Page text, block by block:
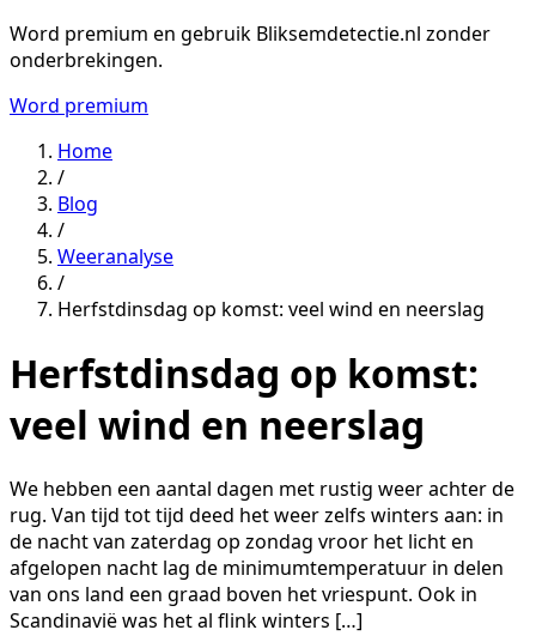
Word premium en gebruik Bliksemdetectie.nl zonder
onderbrekingen.
Word premium
Home
/
Blog
/
Weeranalyse
/
Herfstdinsdag op komst: veel wind en neerslag
Herfstdinsdag op komst:
veel wind en neerslag
We hebben een aantal dagen met rustig weer achter de
rug. Van tijd tot tijd deed het weer zelfs winters aan: in
de nacht van zaterdag op zondag vroor het licht en
afgelopen nacht lag de minimumtemperatuur in delen
van ons land een graad boven het vriespunt. Ook in
Scandinavië was het al flink winters […]